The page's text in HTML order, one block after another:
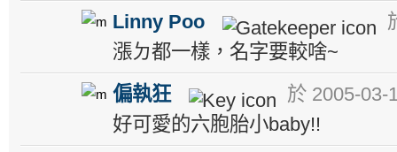
Linny Poo
漲ㄉ都一樣，名字要較啥~
偏執狂
於 2005-03-
好可愛的六胞胎小baby!!